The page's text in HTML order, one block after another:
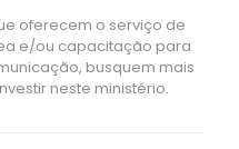
oferecem o serviço de
e/ou capacitação para
busquem mais
neste ministério.